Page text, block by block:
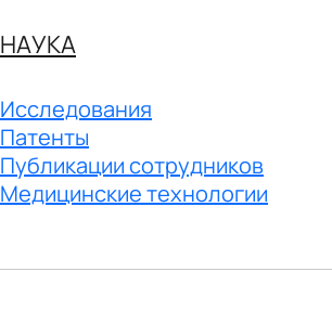
НАУКА
Исследования
Патенты
Публикации сотрудников
Медицинские технологии